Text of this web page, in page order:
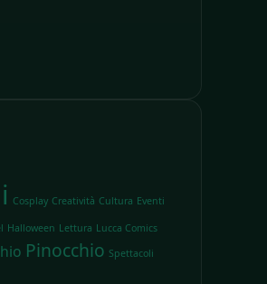
Cosplay Creatività Cultura Eventi
Halloween Lettura Lucca Comics
Pinocchio Spettacoli